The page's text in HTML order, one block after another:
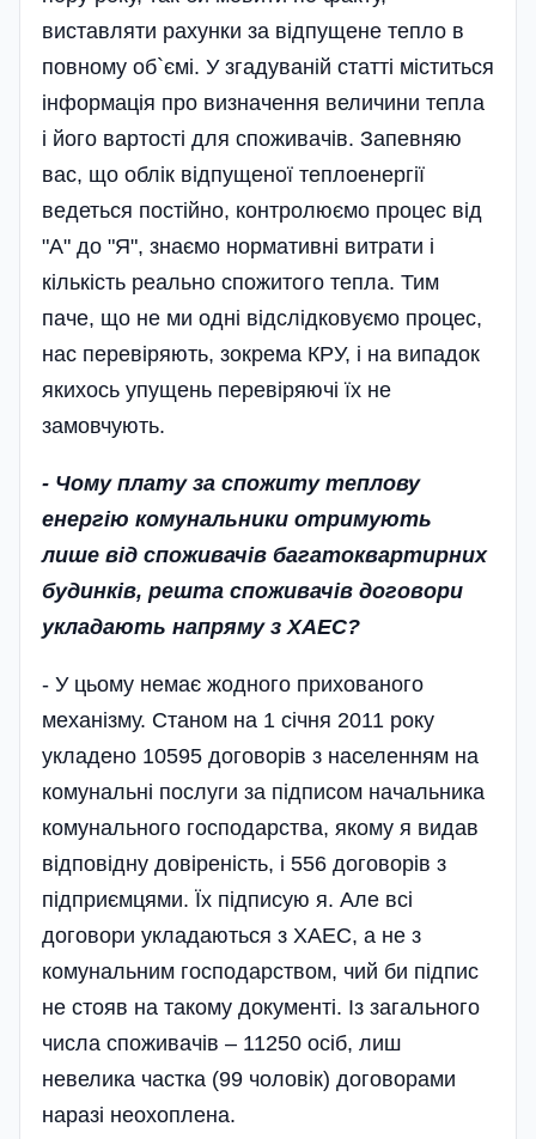
виставляти рахунки за відпущене тепло в
повному об`ємі. У згадуваній статті міститься
інформація про визначення величини тепла
і його вартості для споживачів. Запевняю
вас, що облік відпущеної теплоенергії
ведеться постійно, контролюємо процес від
"А" до "Я", знаємо нормативні витрати і
кількість реально спожитого тепла. Тим
паче, що не ми одні відслідковуємо процес,
нас перевіряють, зокрема КРУ, і на випадок
якихось упущень перевіряючі їх не
замовчують.
- Чому плату за спожиту теплову
енергію комунальники отримують
лише від споживачів багатоквартирних
будинків, решта споживачів договори
укладають напряму з ХАЕС?
- У цьому немає жодного прихованого
механізму. Станом на 1 січня 2011 року
укладено 10595 договорів з населенням на
комунальні послуги за підписом начальника
комунального господарства, якому я видав
відповідну довіреність, і 556 договорів з
підприємцями. Їх підписую я. Але всі
договори укладаються з ХАЕС, а не з
комунальним господарством, чий би підпис
не стояв на такому документі. Із загального
числа споживачів – 11250 осіб, лиш
невелика частка (99 чоловік) договорами
наразі неохоплена.